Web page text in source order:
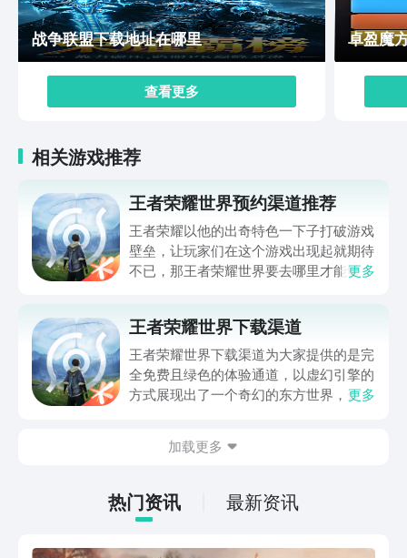
战争联盟下载地址在哪里
查看更多
卓盈魔
相关游戏推荐
王者荣耀世界预约渠道推荐
王者荣耀以他的出奇特色一下子打破游戏
壁垒，让玩家们在这个游戏出现起就期待
不已，那王者荣耀世界要去哪里才能够预
已经是吸引众多玩家们的一大吸引点，预
约已经是玩家们非常想要了解的问题，小
编就在下文为大家推荐王者荣耀世界预约
的地址。
更多
王者荣耀世界下载渠道
王者荣耀世界下载渠道为大家提供的是完
全免费且绿色的体验通道，以虚幻引擎的
方式展现出了一个奇幻的东方世界，众多
既沿用了经典的技能设定，也为大家推出
赋点的完美搭配，使得战斗的风格也更加
个性化。
更多
加载更多
热门资讯 最新资讯